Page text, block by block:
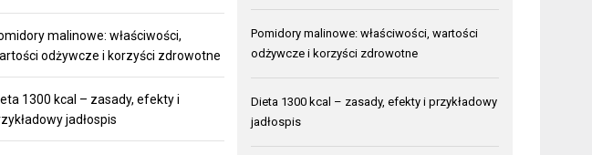
malinowe: właściwości,
odżywcze i korzyści zdrowotne
1300 kcal – zasady, efekty i
jadłospis
Pomidory malinowe: właściwości, wartości
odżywcze i korzyści zdrowotne
Dieta 1300 kcal – zasady, efekty i przykładowy
jadłospis